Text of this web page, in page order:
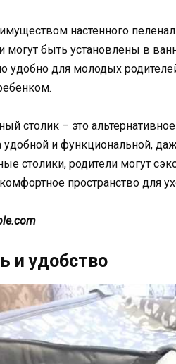
настенного
могут быть установлены в
удобно для молодых
столик – это
и функциональной,
столики, родители могут
пространство для
и удобство